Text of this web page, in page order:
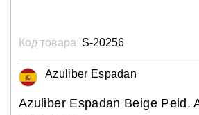
Код товара: S-20256
Azuliber Espadan
Azuliber Espadan Beige Peld.